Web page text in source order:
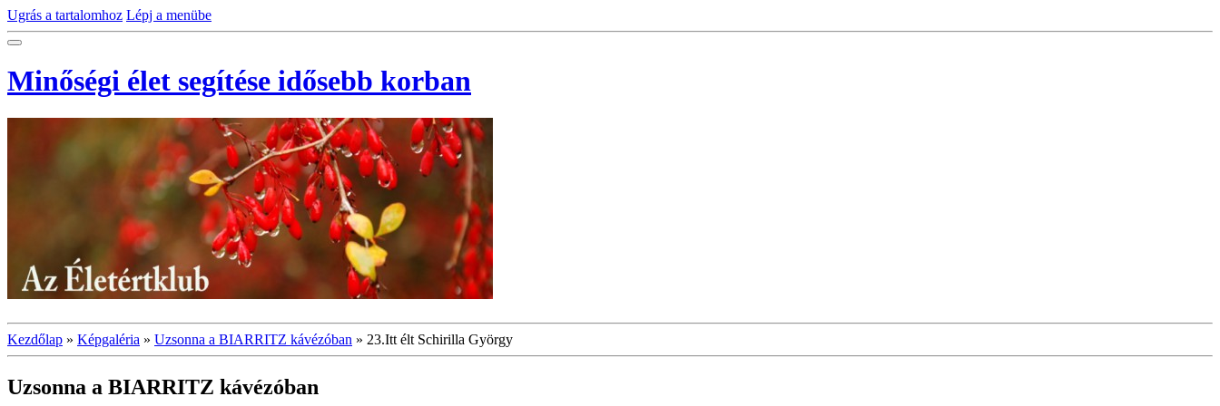
Ugrás a tartalomhoz Lépj a menübe
Minőségi élet segítése idősebb korban
Kezdőlap » Képgaléria » Uzsonna a BIARRITZ kávézóban » 23.Itt élt Schirilla György
Uzsonna a BIARRITZ kávézóban